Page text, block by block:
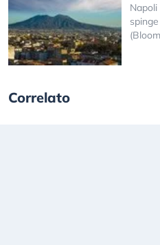
Correlato